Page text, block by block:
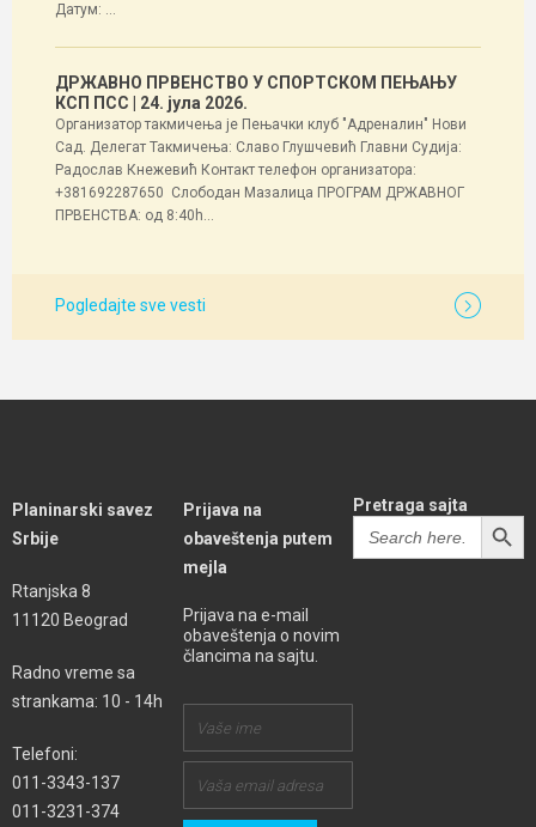
Датум: ...
ДРЖАВНО ПРВЕНСТВО У СПОРТСКОМ ПЕЊАЊУ
КСП ПСС
| 24. јула 2026.
Организатор такмичења је Пењачки клуб "Адреналин" Нови
Сад. Делегат Такмичења: Славо Глушчевић Главни Судија:
Радослав Кнежевић Контакт телефон организатора:
+381692287650 Слободан Мазалица ПРОГРАМ ДРЖАВНОГ
ПРВЕНСТВА: од 8:40h...
Pogledajte sve vesti
Planinarski savez
Srbije
Rtanjska 8
11120 Beograd
Radno vreme sa
strankama: 10 - 14h
Telefoni:
011-3343-137
011-3231-374
Prijava na
obaveštenja putem
mejla
Prijava na e-mail
obaveštenja o novim
člancima na sajtu.
Pretraga sajta
Search
for:
SEARCH